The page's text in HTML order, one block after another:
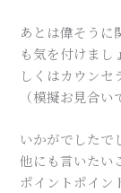
あとは偉そうに
も気を付けまし
しくはカウンセ
（模擬お見合い
いかがでしたで
他にも言いたい
ポイントポイン